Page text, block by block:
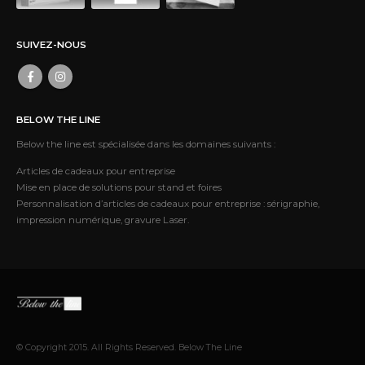
SUIVEZ-NOUS
BELOW THE LINE
Below the line est spécialisée dans les domaines suivants :
Articles de cadeaux pour entreprise
Mise en place de solutions pour stand et foires
Personnalisation d’articles de cadeaux pour entreprise : sérigraphie,
impression numérique, gravure Laser.
© Copyright 2015. All Rights Reserved. Below The Line